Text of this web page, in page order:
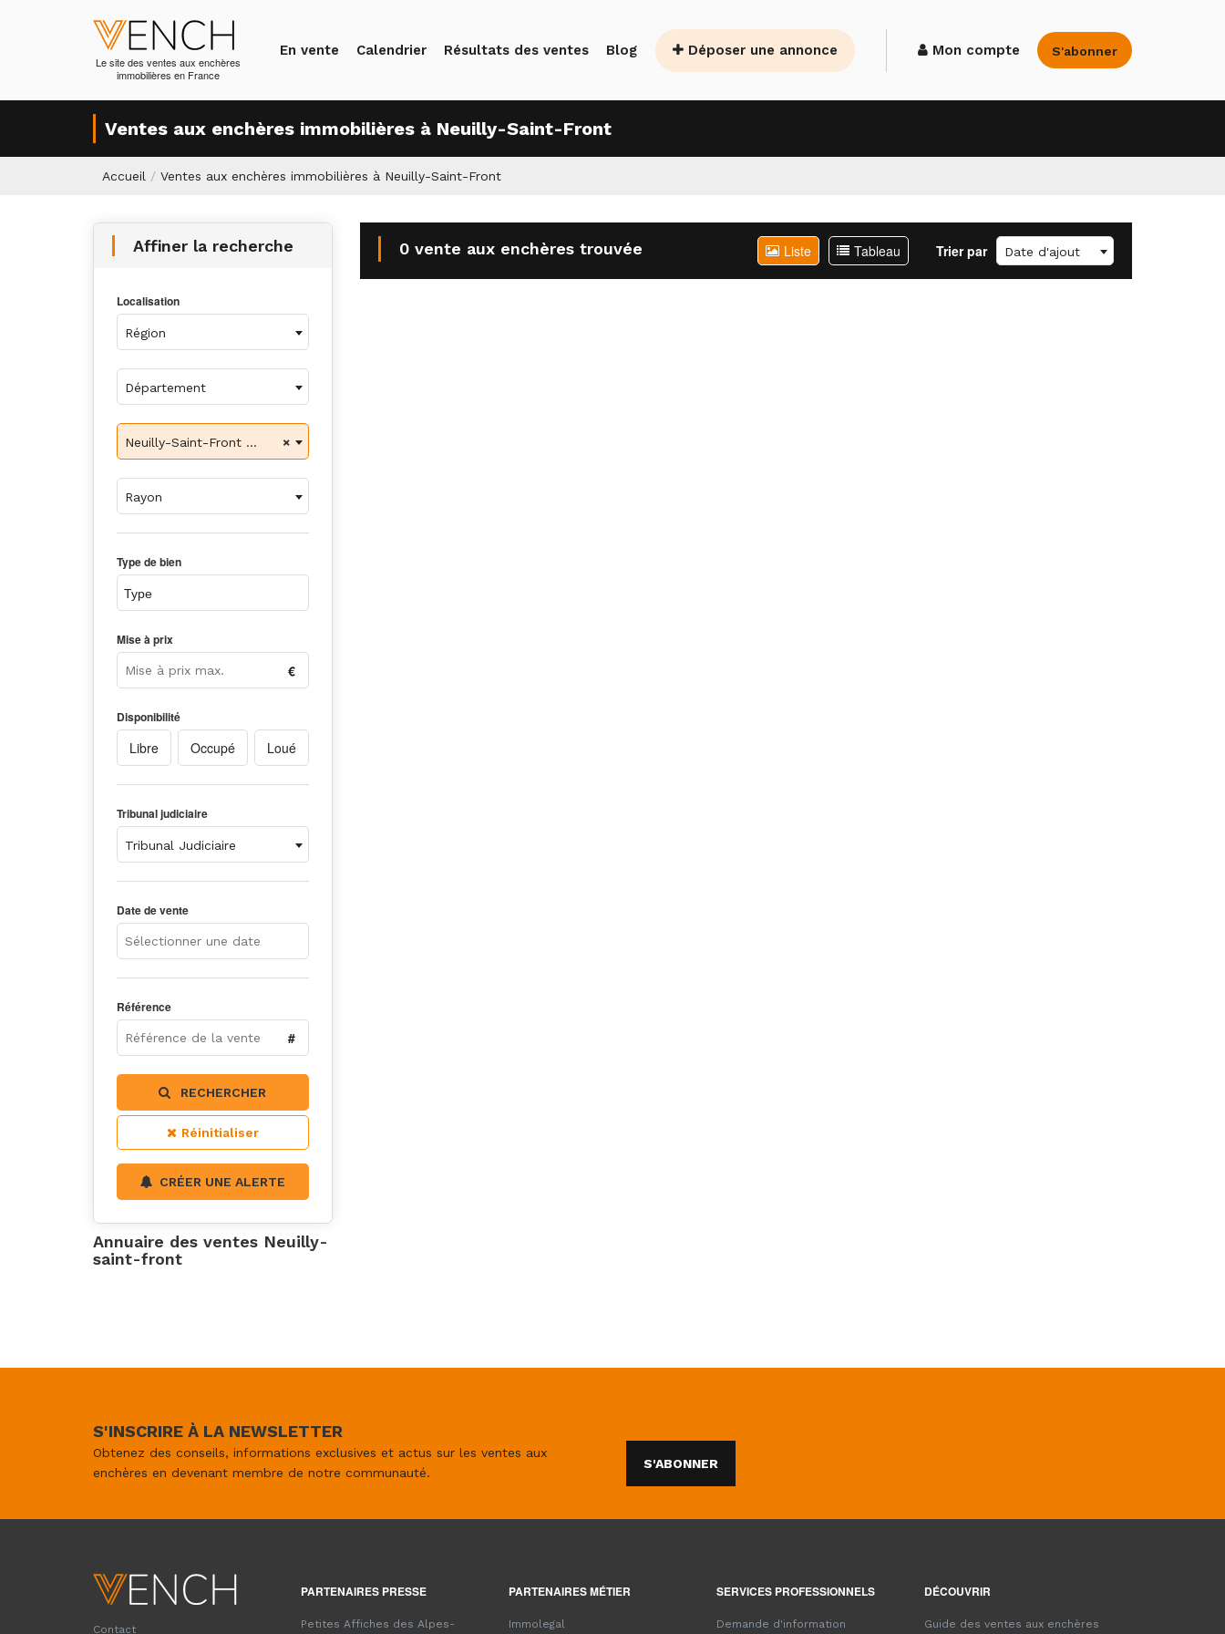
Le site des ventes aux enchères
immobilières en France
En vente Calendrier Résultats des ventes Blog Déposer une annonce Mon compte S'abonner
Ventes aux enchères immobilières à Neuilly-Saint-Front
Accueil / Ventes aux enchères immobilières à Neuilly-Saint-Front
Affiner la recherche
Localisation
Région
Département
×
Neuilly-Saint-Front (02)
Rayon
Type de bien
Mise à prix
Disponibilité
Libre Occupé Loué
Tribunal judiciaire
Tribunal Judiciaire
Date de vente
Référence
RECHERCHER
Réinitialiser
CRÉER UNE ALERTE
Annuaire des ventes Neuilly-
saint-front
0 vente aux enchères trouvée Liste Tableau Trier par Date d'ajout
S'INSCRIRE À LA NEWSLETTER
Obtenez des conseils, informations exclusives et actus sur les ventes aux
enchères en devenant membre de notre communauté.
S'ABONNER
Contact
PARTENAIRES PRESSE
Petites Affiches des Alpes-
PARTENAIRES MÉTIER
Immolegal
SERVICES PROFESSIONNELS
Demande d'information
DÉCOUVRIR
Guide des ventes aux enchères